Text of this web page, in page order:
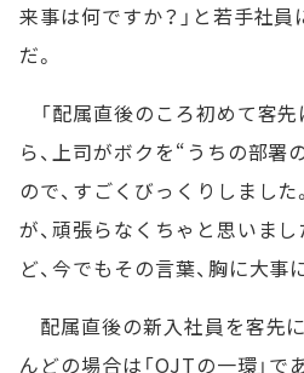
来事は何ですか？」と若手社
だ。
「配属直後のころ初めて客
ら、上司がボクを“うちの部署
ので、すごくびっくりしまし
が、頑張らなくちゃと思いま
ど、今でもその言葉、胸に大事
配属直後の新入社員を客先
んどの場合は「OJTの一環」で